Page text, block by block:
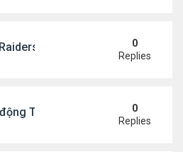
of Sophie Farming
0
Replies
Thái lan: hai chị em người
0
Replies